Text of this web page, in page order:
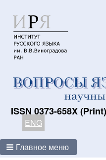
ISSN 0373-658X
ENG
Главное меню